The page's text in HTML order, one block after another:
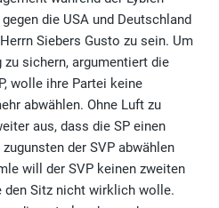
die USA und Deutschland
Siebers Gusto zu sein. Um
sichern, argumentiert die
wolle ihre Partei keine
abwählen. Ohne Luft zu
aus, dass die SP einen
der SVP abwählen
will der SVP keinen zweiten
den Sitz nicht wirklich wolle.